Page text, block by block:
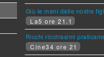
Giù le mani dalle nostre
La5 ore 21.1
Ricchi ricchissimi
Cine34 ore 21